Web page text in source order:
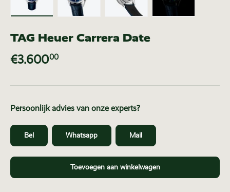
TAG Heuer Carrera Date
€3.60000
Persoonlijk advies van onze experts?
Bel Whatsapp Mail
Toevoegen aan winkelwagen